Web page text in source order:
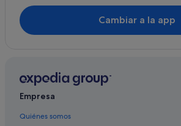
Hoteles con spa en Orihuela Costa
Los Dolses hoteles
Hoteles de 4 estrellas en Playa Flamenca
Hoteles de 5 estrellas en Orihuela Costa
Cambiar a la app
Empresa
Quiénes somos